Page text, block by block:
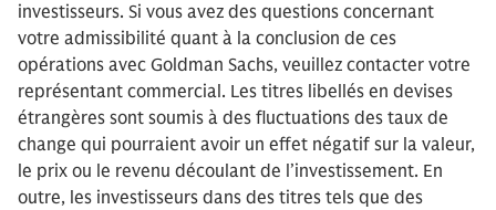
investisseurs. Si vous avez des questions concernant
votre admissibilité quant à la conclusion de ces
opérations avec Goldman Sachs, veuillez contacter votre
représentant commercial. Les titres libellés en devises
étrangères sont soumis à des fluctuations des taux de
change qui pourraient avoir un effet négatif sur la valeur,
le prix ou le revenu découlant de l’investissement. En
outre, les investisseurs dans des titres tels que des